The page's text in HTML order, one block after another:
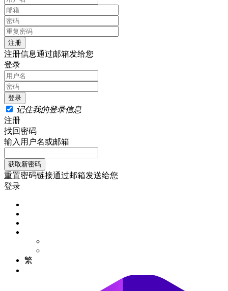
注册信息通过邮箱发给您
登录
记住我的登录信息
注册
找回密码
输入用户名或邮箱
重置密码链接通过邮箱发送给您
登录
繁